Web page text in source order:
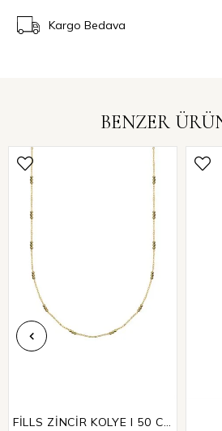
Kargo Bedava
BENZER
FİLLS ZİNCİR KOLYE I 50 CM